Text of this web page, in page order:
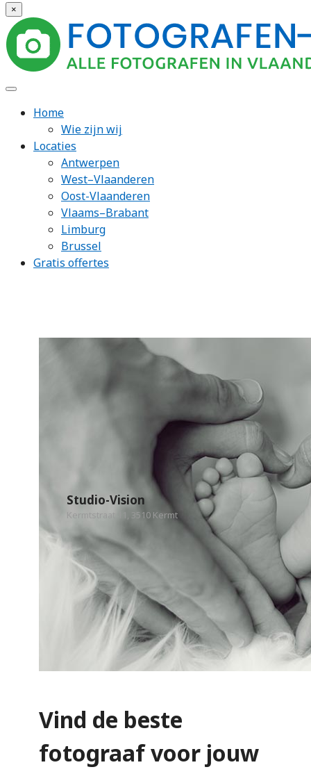
×
Home
Wie zijn wij
Locaties
Antwerpen
West–Vlaanderen
Oost-Vlaanderen
Vlaams–Brabant
Limburg
Brussel
Gratis offertes
Studio-Vision
Kermtstraat 11, 3510 Kermt
Vind de beste
fotograaf voor jouw